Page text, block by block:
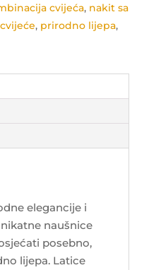
cvijeća, nakit sa
, prirodno lijepa,
elegancije i
naušnice
posebno,
lijepa. Latice